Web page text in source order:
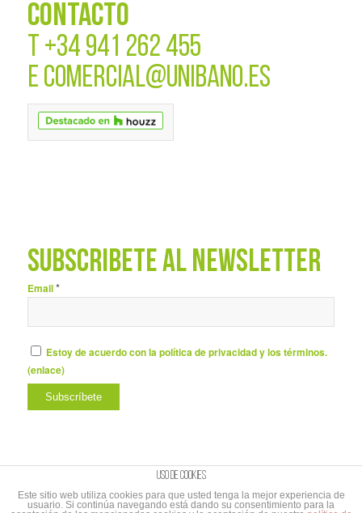
CONTACTO
T +34 941 262 455
E COMERCIAL@UNIBANO.ES
SUBSCRÍBETE AL NEWSLETTER
Email*
Estoy de acuerdo con la política de privacidad y los términos.
(enlace)
Uso de cookies
Este sitio web utiliza cookies para que usted tenga la mejor experiencia de
usuario. Si continúa navegando está dando su consentimiento para la